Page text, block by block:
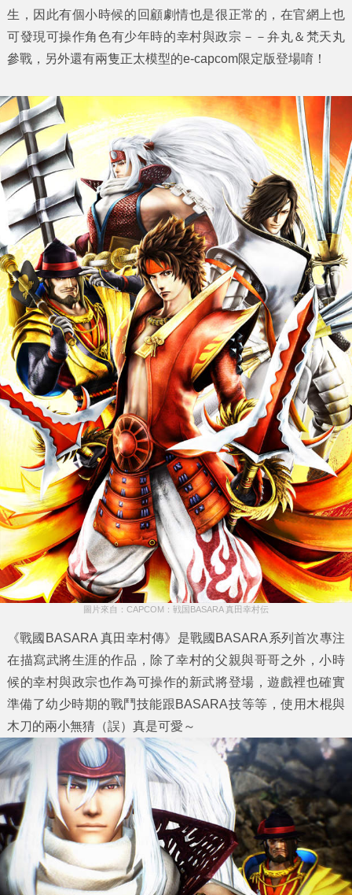
生，因此有個小時候的回顧劇情也是很正常的，在官網上也
可發現可操作角色有少年時的幸村與政宗－－ 弁丸＆ 梵天丸
參戰，另外還有兩隻正太模型的e-capcom限定版登場唷！
圖片來自：CAPCOM：戦国BASARA 真田幸村伝
《戰國BASARA 真田幸村傳》是戰國BASARA系列首次專注
在描寫武將生涯的作品，除了幸村的父親與哥哥之外，小時
候的幸村與政宗也作為可操作的新武將登場，遊戲裡也確實
準備了幼少時期的戰鬥技能跟BASARA技等等，使用木棍與
木刀的兩小無猜（誤）真是可愛～